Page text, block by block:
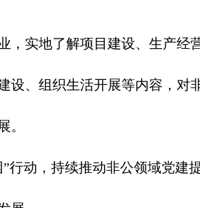
实地了解项目建设、生产经
设、组织生活开展等内容，对
。
动，持续推动非公领域党建